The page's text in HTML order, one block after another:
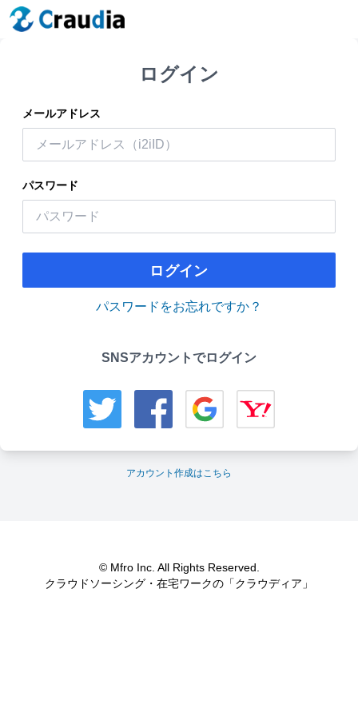
ログイン
メールアドレス
パスワード
ログイン
パスワードをお忘れですか？
SNSアカウントでログイン
アカウント作成はこちら
© Mfro Inc. All Rights Reserved.
クラウドソーシング・在宅ワークの「クラウディア」